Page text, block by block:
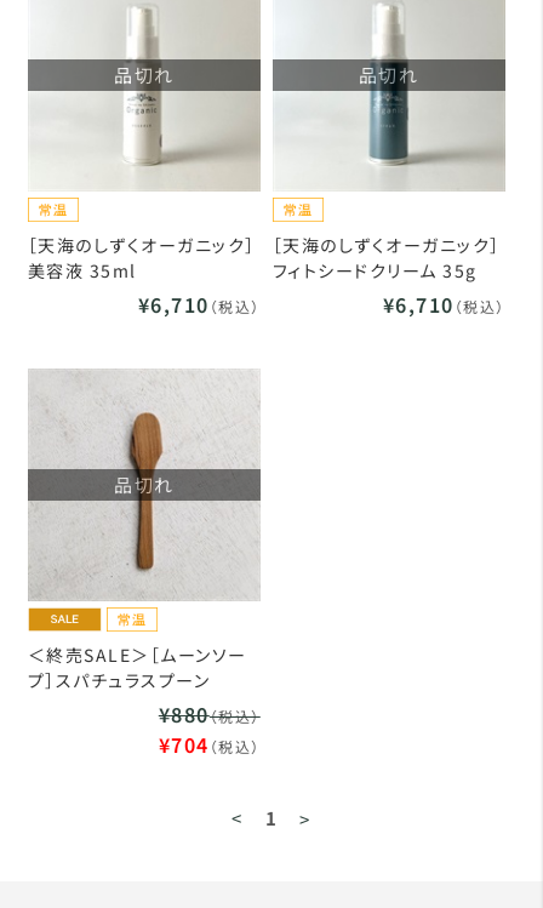
品切れ
［天海のしずくオーガニック］
美容液 35ml
¥6,710 （税込）
品切れ
［天海のしずくオーガニック］
フィトシードクリーム 35g
¥6,710 （税込）
品切れ
＜終売SALE＞［ムーンソー
プ］スパチュラスプーン
¥880（税込）
¥704 （税込）
< 1 >